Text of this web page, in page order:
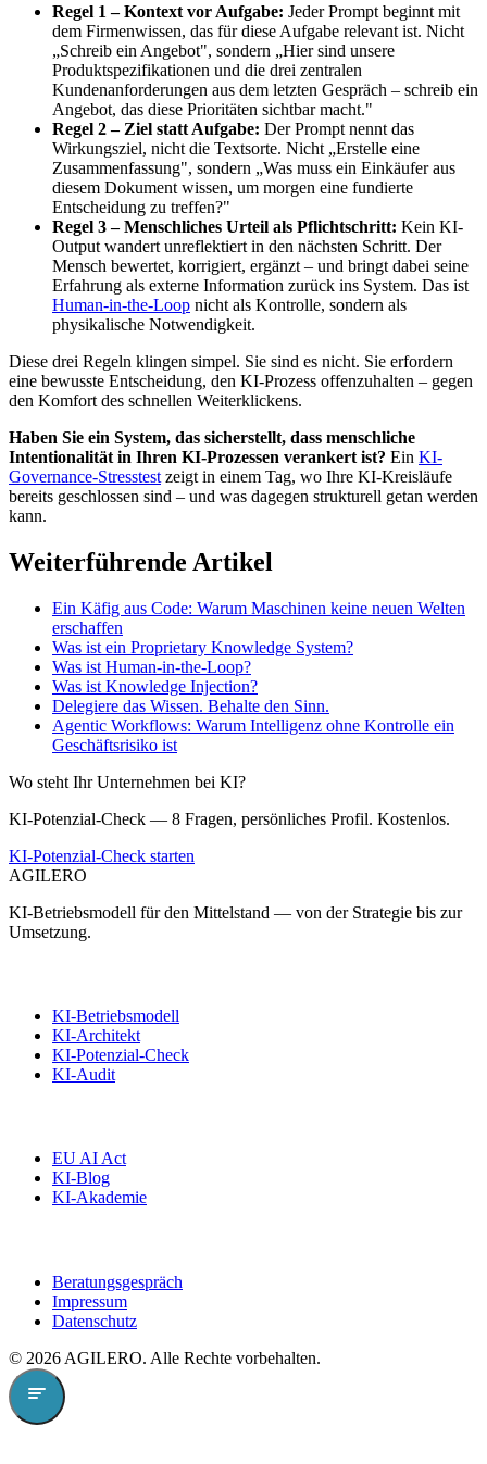
Regel 1 – Kontext vor Aufgabe: Jeder Prompt beginnt mit
dem Firmenwissen, das für diese Aufgabe relevant ist. Nicht
„Schreib ein Angebot", sondern „Hier sind unsere
Produktspezifikationen und die drei zentralen
Kundenanforderungen aus dem letzten Gespräch – schreib ein
Angebot, das diese Prioritäten sichtbar macht."
Regel 2 – Ziel statt Aufgabe: Der Prompt nennt das
Wirkungsziel, nicht die Textsorte. Nicht „Erstelle eine
Zusammenfassung", sondern „Was muss ein Einkäufer aus
diesem Dokument wissen, um morgen eine fundierte
Entscheidung zu treffen?"
Regel 3 – Menschliches Urteil als Pflichtschritt: Kein KI-
Output wandert unreflektiert in den nächsten Schritt. Der
Mensch bewertet, korrigiert, ergänzt – und bringt dabei seine
Erfahrung als externe Information zurück ins System. Das ist
Human-in-the-Loop nicht als Kontrolle, sondern als
physikalische Notwendigkeit.
Diese drei Regeln klingen simpel. Sie sind es nicht. Sie erfordern
eine bewusste Entscheidung, den KI-Prozess offenzuhalten – gegen
den Komfort des schnellen Weiterklickens.
Haben Sie ein System, das sicherstellt, dass menschliche
Intentionalität in Ihren KI-Prozessen verankert ist? Ein KI-
Governance-Stresstest zeigt in einem Tag, wo Ihre KI-Kreisläufe
bereits geschlossen sind – und was dagegen strukturell getan werden
kann.
Weiterführende Artikel
Ein Käfig aus Code: Warum Maschinen keine neuen Welten
erschaffen
Was ist ein Proprietary Knowledge System?
Was ist Human-in-the-Loop?
Was ist Knowledge Injection?
Delegiere das Wissen. Behalte den Sinn.
Agentic Workflows: Warum Intelligenz ohne Kontrolle ein
Geschäftsrisiko ist
Wo steht Ihr Unternehmen bei KI?
KI-Potenzial-Check — 8 Fragen, persönliches Profil. Kostenlos.
KI-Potenzial-Check starten
AGILERO
KI-Betriebsmodell für den Mittelstand — von der Strategie bis zur
Umsetzung.
KI-Betriebsmodell
KI-Architekt
KI-Potenzial-Check
KI-Audit
EU AI Act
KI-Blog
KI-Akademie
Beratungsgespräch
Impressum
Datenschutz
© 2026 AGILERO. Alle Rechte vorbehalten.